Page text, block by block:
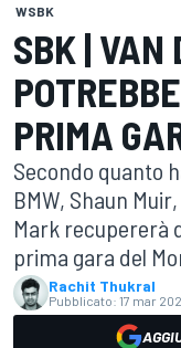
WSBK
SBK | VAN
PRIMA
Secondo quanto
BMW, Shaun
Mark recupererà
prima gara del
Rachit Thukral
Pubblicato: 17 mar